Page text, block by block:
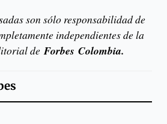
son sólo responsabilidad de
independientes de la
deForbes Colombia.